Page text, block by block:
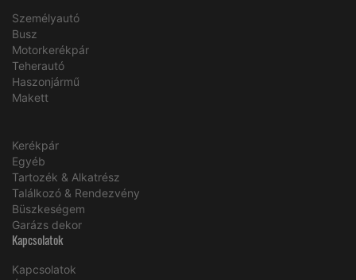
Személyautó
Busz
Motorkerékpár
Teherautó
Haszonjármű
Makett
Kerékpár
Egyéb
Tartozék & Alkatrész
Találkozó & Rendezvény
Büszkeségem
Garázs dekor
Kapcsolatok
Kapcsolatok